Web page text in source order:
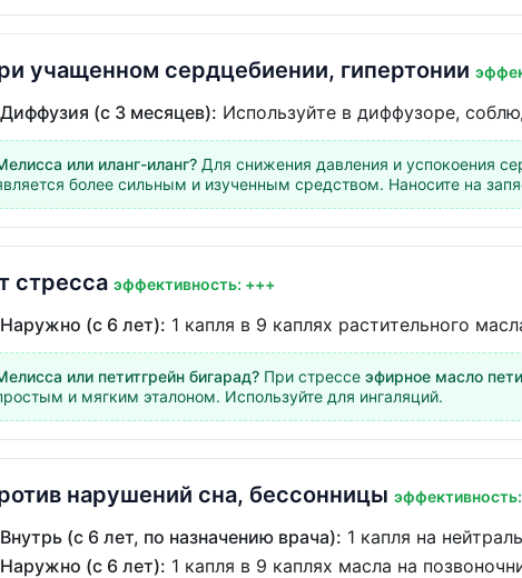
учащенном сердцебиении, гипертонии
Диффузия (с 3 месяцев): Используйте в диффузоре,
или иланг-иланг?Для снижения давления и успокоения
более сильным и изученным средством. Наносите на
стресса эффективность: +++
Наружно (с 6 лет): 1 капля в 9 каплях растительного
или петитгрейн бигарад?При стрессе эфирное масло
и мягким эталоном. Используйте для ингаляций.
нарушений сна, бессонницы
Внутрь (с 6 лет, по назначению врача): 1 капля на
Наружно (с 6 лет): 1 капля в 9 каплях масла на